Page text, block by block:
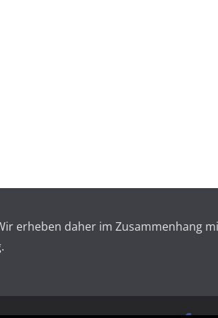
erheben daher im Zusammenhang